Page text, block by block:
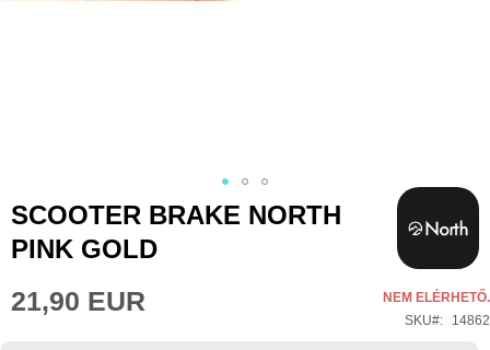
Ugrás
képgaléria
elejére
SCOOTER BRAKE NORTH
PINK GOLD
21,90 EUR
NEM ELÉRHETŐ.
SKU
14862